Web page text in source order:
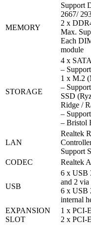
MEMORY
Support
2667/
2 x
Max.
Each
module
STORAGE
4 x
–
1 x M.2
–
SSD
Ridge /
–
– Bristol
LAN
Realtek
Support
CODEC
Realtek
USB
6 x USB
and 2 via
6 x USB
internal
EXPANSION
SLOT
1 x PCI-
2 x PCI-